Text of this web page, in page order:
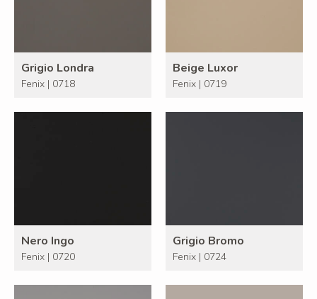
Grigio Londra
Fenix | 0718
Beige Luxor
Fenix | 0719
Nero Ingo
Fenix | 0720
Grigio Bromo
Fenix | 0724